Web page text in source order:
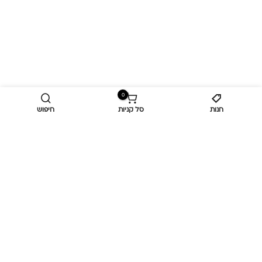
חנות
0
סל קניות חיפוש